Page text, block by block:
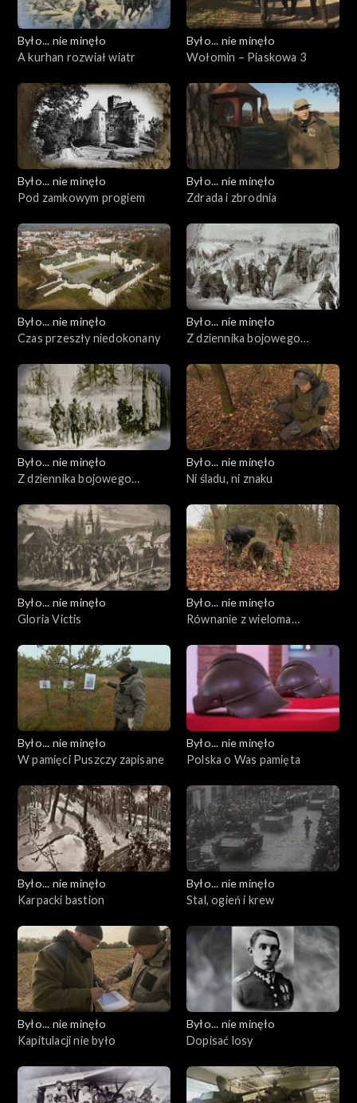
Było... nie minęło
A kurhan rozwiał wiatr
Było... nie minęło
Wołomin – Piaskowa 3
Było... nie minęło
Pod zamkowym progiem
Było... nie minęło
Zdrada i zbrodnia
Było... nie minęło
Czas przeszły niedokonany
Było... nie minęło
Z dziennika bojowego
rozdział drugi
Było... nie minęło
Z dziennika bojowego
Było... nie minęło
Ni śladu, ni znaku
Było... nie minęło
Gloria Victis
Było... nie minęło
Równanie z wieloma
Było... nie minęło
W pamięci Puszczy zapisane
Było... nie minęło
Polska o Was pamięta
Było... nie minęło
Karpacki bastion
Było... nie minęło
Stal, ogień i krew
Było... nie minęło
Kapitulacji nie było
Było... nie minęło
Dopisać losy